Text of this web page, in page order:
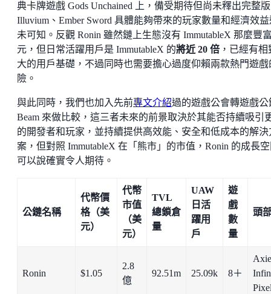
典卡牌遊戲 Gods Unchained 上，備受期待但尚未釋出完整
Illuvium、Ember Sword 具體能夠帶來的玩家數量和經濟效
未可知。反觀 Ronin 雖然鏈上生態沒有 ImmutableX 那麼豐
元，但日常活躍用戶是 ImmutableX 的將近 20 倍 ，已經有相
大的用戶基礎，不過同時也需要擔心過度仰賴兩款熱門遊戲
險。
與此同時，我們也加入先前專文介紹過的遊戲公會轉遊戲公
Beam 來做比較，這三者未來的前景取決於其能否持續吸引
的開發者和玩家，並持續提供高效能、安全和低成本的解決
案，但對照 ImmutableX 在「熊市」的市值，Ronin 的成長
可以說確實令人期待。
公鏈名稱
代幣價
格（美
元）
代幣
市值
（美
元）
TVL
總鎖倉
量
UAW
日活
躍用
戶
遊
戲
數
量
頭
Ronin $1.05
2.8
億
92.51m 25.09k 8＋
Axie